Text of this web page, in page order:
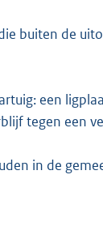
buiten de
een
tegen een
in de